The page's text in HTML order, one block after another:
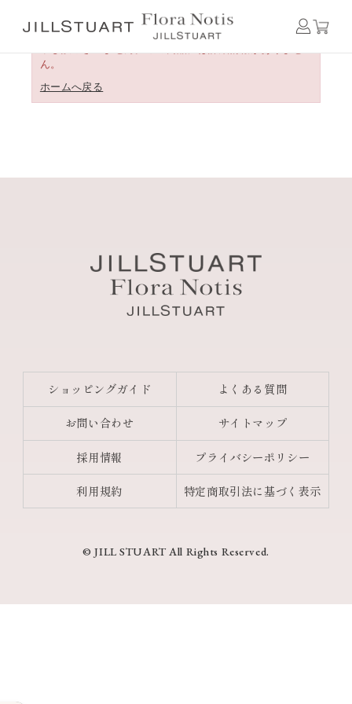
ん。
ホームへ戻る
ショッピングガイド よくある質問
お問い合わせ サイトマップ
採用情報 プライバシーポリシー
利用規約 特定商取引法に基づく表示
© JILL STUART All Rights Reserved.